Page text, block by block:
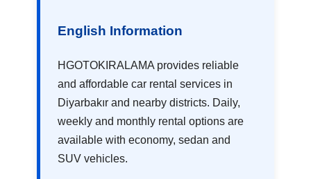
English Information
HGOTOKIRALAMA provides reliable
and affordable car rental services in
Diyarbakır and nearby districts. Daily,
weekly and monthly rental options are
available with economy, sedan and
SUV vehicles.